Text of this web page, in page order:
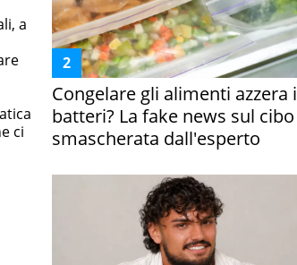
a
ci
Congelare gli alimenti azzera i
batteri? La fake news sul cibo
smascherata dall'esperto